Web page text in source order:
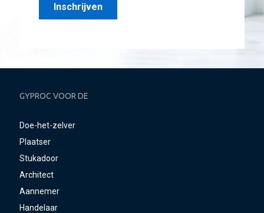
GYPROC VOOR DE
Doe-het-zelver
Plaatser
Stukadoor
Architect
Aannemer
Handelaar